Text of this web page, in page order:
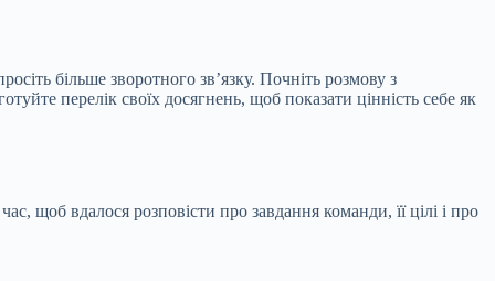
більше зворотного зв’язку. Почніть розмову з
перелік своїх досягнень, щоб показати цінність себе як
щоб вдалося розповісти про завдання команди, її цілі і про